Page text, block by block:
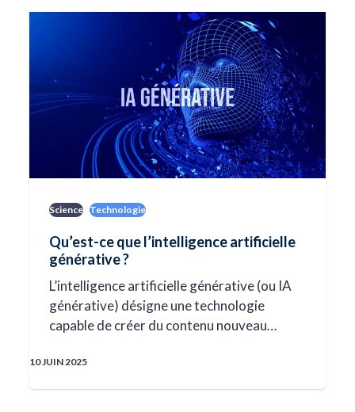
Science Technologie
Qu’est-ce que l’intelligence artificielle
générative ?
L’intelligence artificielle générative (ou IA
générative) désigne une technologie
capable de créer du contenu nouveau…
10 JUIN 2025